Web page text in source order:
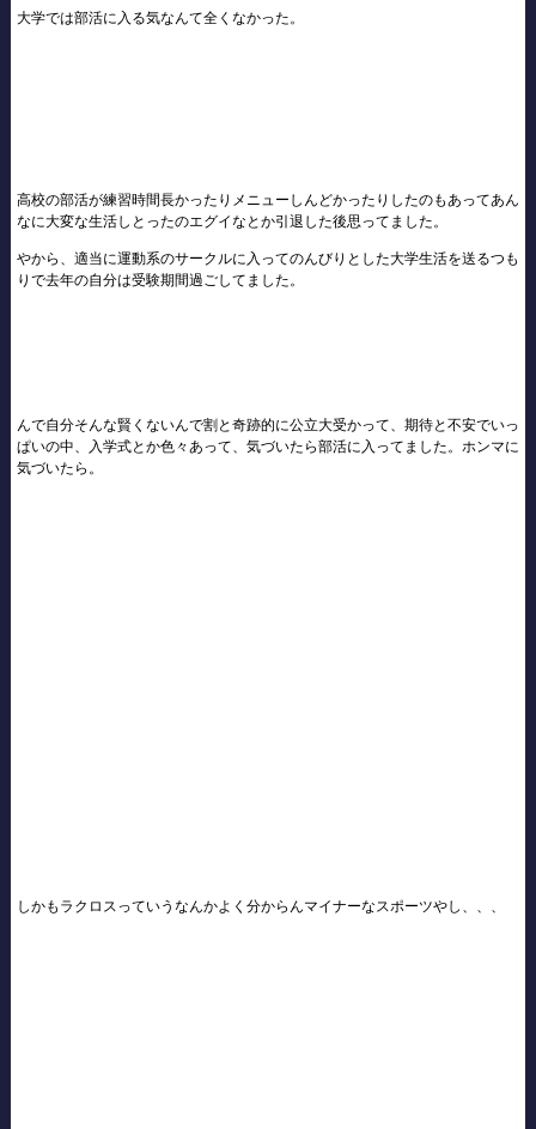
大学では部活に入る気なんて全くなかった。
高校の部活が練習時間長かったりメニューしんどかったりしたのもあってあん
なに大変な生活しとったのエグイなとか引退した後思ってました。
やから、適当に運動系のサークルに入ってのんびりとした大学生活を送るつも
りで去年の自分は受験期間過ごしてました。
んで自分そんな賢くないんで割と奇跡的に公立大受かって、期待と不安でいっ
ぱいの中、入学式とか色々あって、気づいたら部活に入ってました。ホンマに
気づいたら。
しかもラクロスっていうなんかよく分からんマイナーなスポーツやし、、、